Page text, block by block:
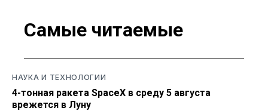
Самые читаемые
НАУКА И ТЕХНОЛОГИИ
4-тонная ракета SpaceX в среду 5 августа
врежется в Луну